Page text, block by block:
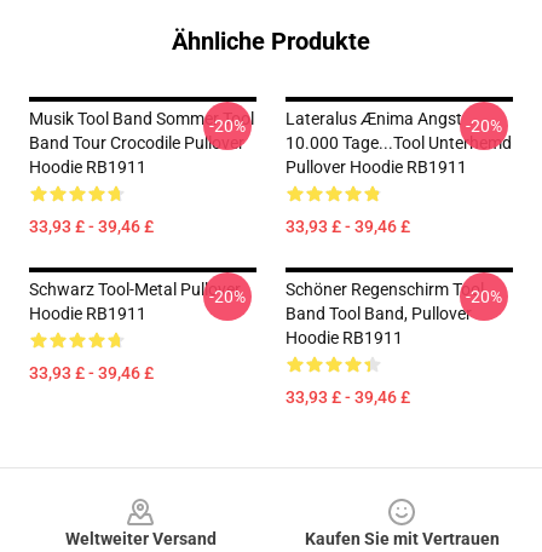
Ähnliche Produkte
Musik Tool Band Sommer Tool
Band Tour Crocodile Pullover
Hoodie RB1911
33,93 £ - 39,46 £
-20%
Lateralus Ænima Angst
10.000 Tage...tool Unterhemd
Pullover Hoodie RB1911
33,93 £ - 39,46 £
-20%
Schwarz Tool-Metal Pullover
Hoodie RB1911
33,93 £ - 39,46 £
-20%
Schöner Regenschirm Tool
Band Tool Band, Pullover
Hoodie RB1911
33,93 £ - 39,46 £
-20%
Weltweiter Versand
Kaufen Sie mit Vertrauen